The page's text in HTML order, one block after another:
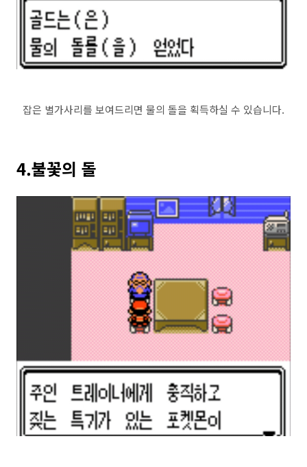
잡은 별가사리를 보여드리면 물의 돌을 획득하실 수 있습니다.
4.불꽃의 돌